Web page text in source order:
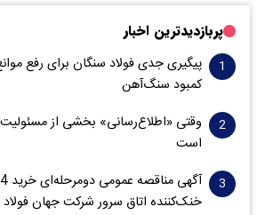
پربازدیدترین اخبار
پیگیری جدی فولاد سنگان برای رفع
کمبود سنگ‌آهن
وقتی «اطلاع‌رسانی» بخشی از
است
خنک‌کننده اتاق سرور شرکت جهان